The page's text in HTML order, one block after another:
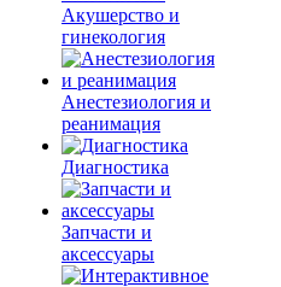
Акушерство и
гинекология
Анестезиология и
реанимация
Диагностика
Запчасти и
аксессуары